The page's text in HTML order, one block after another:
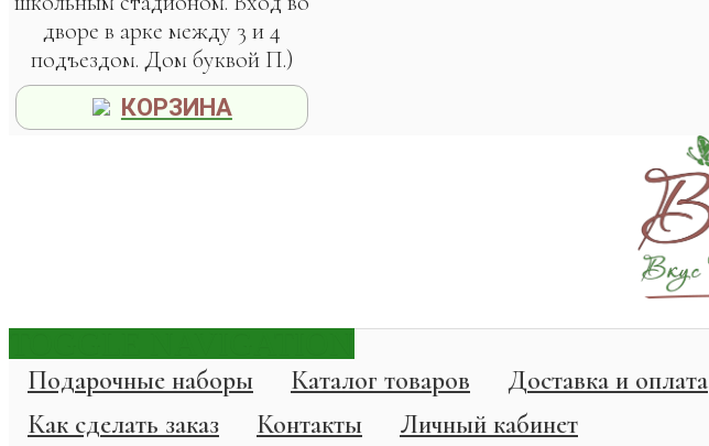
дворе в арке между 3 и 4
подъездом. Дом буквой П.)
КОРЗИНА
Подарочные наборы Каталог товаров Доставка и оплата
Как сделать заказ
Контакты Личный кабинет